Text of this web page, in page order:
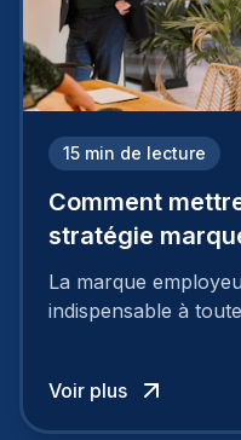
15 min de lecture
Comment
stratégie
Découvrez les 7
La marque
indispensable à
employeur solide et
travail, pour qu’il
Voir plus